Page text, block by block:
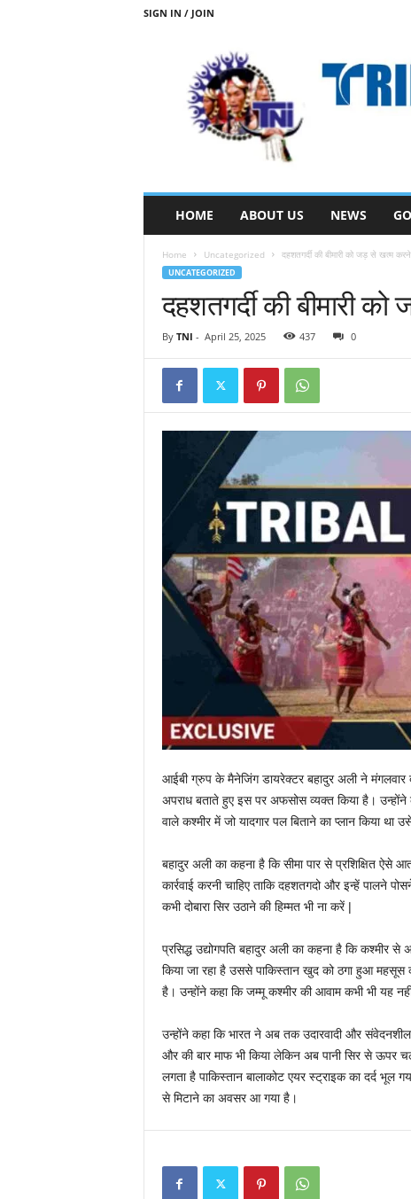
SIGN IN / JOIN
I
HOME ABOUT US NEWS
Home Uncategorized दहशतगर्दी की बीमारी को जड़ से खत्म
UNCATEGORIZED
दहशतगर्दी की बीमारी
By TNI - April 25, 2025 437 0
आईबी ग्रुप के मैनेजिंग डायरेक्टर बहादुर अली ने मंगलवार
अपराध बताते हुए इस पर अफसोस व्यक्त किया है।
वाले कश्मीर में जो यादगार पल बिताने का प्लान किया था
बहादुर अली का कहना है कि सीमा पार से प्रशिक्षित ऐसे
कार्रवाई करनी चाहिए ताकि दहशतगदो और इन्हें पालने
कभी दोबारा सिर उठाने की हिम्मत भी ना करें |
प्रसिद्ध उद्योगपति बहादुर अली का कहना है कि कश्मीर
किया जा रहा है उससे पाकिस्तान खुद को ठगा हुआ महसूस
है। उन्होंने कहा कि जम्मू कश्मीर की आवाम कभी भी यह
उन्होंने कहा कि भारत ने अब तक उदारवादी और
और की बार माफ भी किया लेकिन अब पानी सिर से ऊपर
लगता है पाकिस्तान बालाकोट एयर स्ट्राइक का दर्द भूल
से मिटाने का अवसर आ गया है।